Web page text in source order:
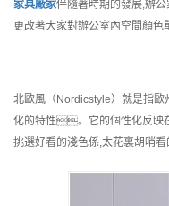
家具廠家伴隨著時期的發展,辦
更改著大家對辦公室內空間顏
北歐風（Nordicstyle）就是指
化的特性。它的個性化反映
挑選好看的淺色係,太花裏胡哨